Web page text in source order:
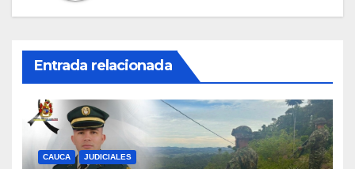
Entrada relacionada
CAUCA JUDICIALES